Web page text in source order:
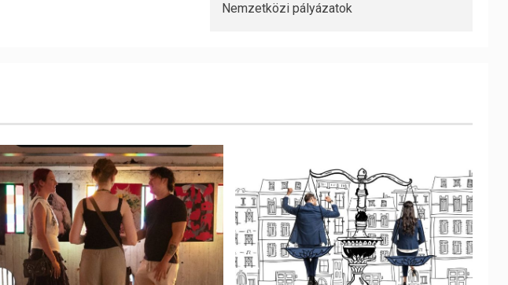
Nemzetközi pályázatok